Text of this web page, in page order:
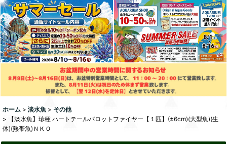
ホーム > 淡水魚 > その他
>
【淡水魚】珍種 ハートテールパロットファイヤー【１匹】(±6cm)(大型魚)(生
体)(熱帯魚)ＮＫＯ